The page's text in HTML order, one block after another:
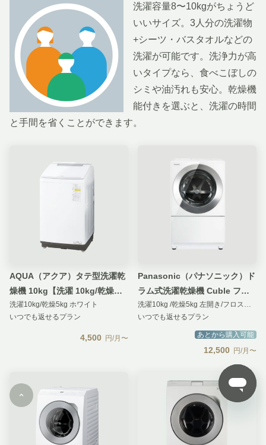
洗濯容量8〜10kgがちょうど
いいサイズ。3人分の洗濯物
+シーツ・バスタオルなどの
洗濯が可能です。洗浄力が高
いタイプなら、食べこぼしの
シミや油汚れも安心。乾燥機
能付きを選ぶと、洗濯の時間
と手間を省くことができます。
AQUA（アクア）タテ型洗濯乾
燥機 10kg【洗濯 10kg/乾燥
5kg】
洗濯10kg/乾燥5kg ホワイト
いつでも返せるプラン
4,500 円/月〜
Panasonic（パナソニック）ド
ラム式洗濯乾燥機 Cuble フロ
ストステンレス【洗濯10kg/乾
燥5kg】
いつでも返せるプラン
あとから購入可能
12,500 円/月〜